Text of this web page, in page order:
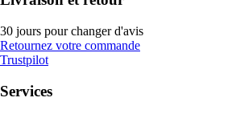
30 jours pour changer d'avis
Retournez votre commande
Trustpilot
Services